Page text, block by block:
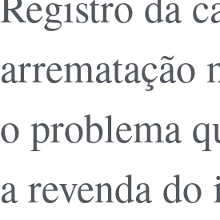
arrematação
o problema
a revenda